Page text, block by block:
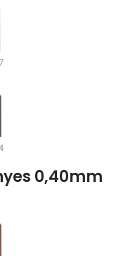
0,40mm